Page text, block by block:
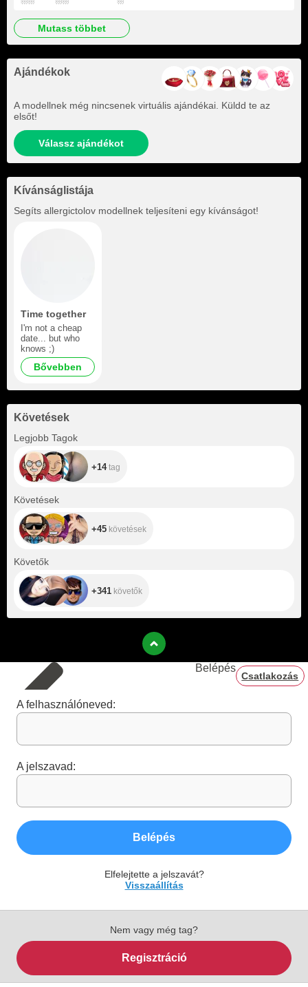
mutass többet
Ajándékok
A modellnek még nincsenek virtuális ajándékai. Küldd te az
elsőt!
Válassz ajándékot
Kívánságlistája
Segíts allergictolov modellnek teljesíteni egy kívánságot!
Time together
I'm not a cheap
date... but who
knows ;)
Bővebben
Követések
Legjobb Tagok
+14tag
Követések
+45 követések
Követők
+341 követők
Belépés
Csatlakozás
A felhasználóneved:
A jelszavad:
Belépés
Elfelejtette a jelszavát?
Visszaállítás
Nem vagy még tag?
Regisztráció